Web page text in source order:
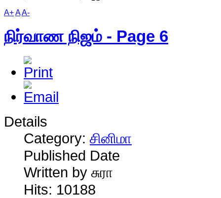
A+AA-
நிர்வாண நிஜம் - Page 6
Details
Category: சினிமா
Published Date
Written by சுரா
Hits: 10188